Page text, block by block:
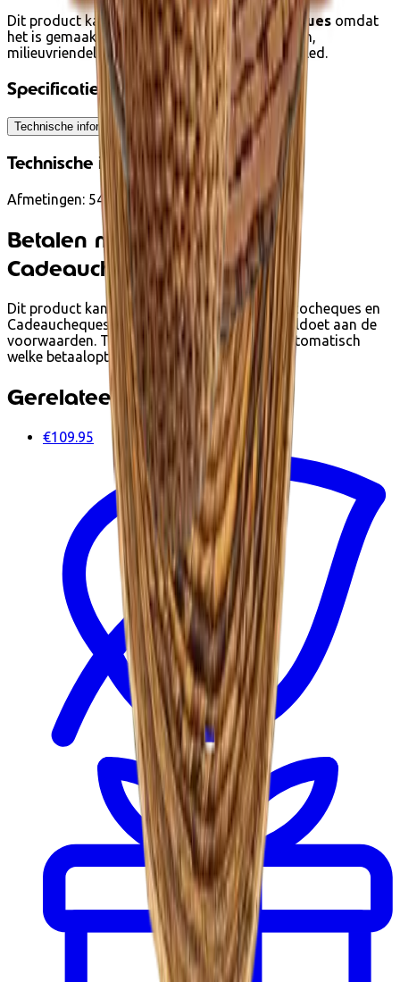
Dit product kan worden gekocht met
ecocheques omdat
het is gemaakt van 100% natuurlijke materialen,
milieuvriendelijk is en snel kan worden gerecycled.
Specificaties
Technische informatie
Technische informatie
Afmetingen: 54 x 54 x 10cm
Betalen met Ecocheques en
Cadeaucheques
Dit product kan je bij Ecoshop betalen met Ecocheques en
Cadeaucheques van Edenred wanneer het voldoet aan de
voorwaarden. Tijdens het afrekenen zie je automatisch
welke betaalopties beschikbaar zijn.
Gerelateerde producten
€109.95